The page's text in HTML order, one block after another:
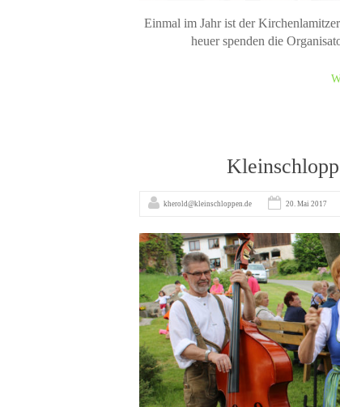
Einmal im Jahr ist der
heuer spenden die
kherold@kleinschloppen.de 20. Mai 2017